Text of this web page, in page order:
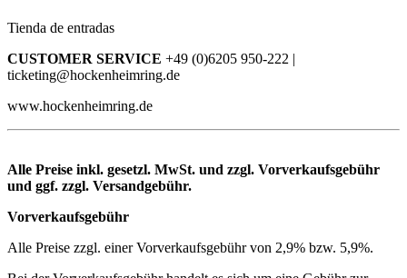
Tienda de entradas
CUSTOMER SERVICE +49 (0)6205 950-222 |
ticketing@hockenheimring.de
www.hockenheimring.de
Alle Preise inkl. gesetzl. MwSt. und zzgl. Vorverkaufsgebühr
und ggf. zzgl. Versandgebühr.
Vorverkaufsgebühr
Alle Preise zzgl. einer Vorverkaufsgebühr von 2,9% bzw. 5,9%.